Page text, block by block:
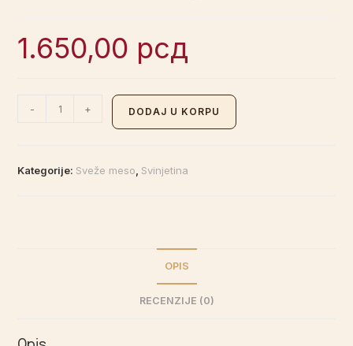
1.650,00 рсд
- + DODAJ U KORPU
Kategorije: Sveže meso Svinjetina
OPIS
RECENZIJE (0)